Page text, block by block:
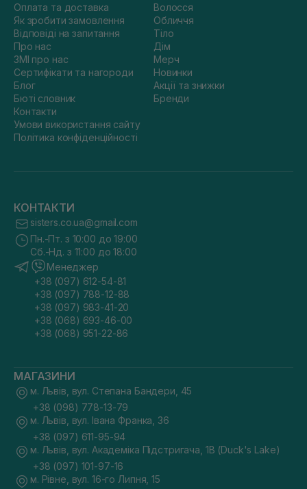
Оплата та доставка
Як зробити замовлення
Відповіді на запитання
Про нас
ЗМІ про нас
Сертифікати та нагороди
Блог
Бюті словник
Контакти
Умови використання сайту
Політика конфіденційності
Волосся
Обличчя
Тіло
Дім
Мерч
Новинки
Акції та знижки
Бренди
КОНТАКТИ
sisters.co.ua@gmail.com
Пн.-Пт. з 10:00 до 19:00
Сб.-Нд. з 11:00 до 18:00
Менеджер
+38 (097) 612-54-81
+38 (097) 788-12-88
+38 (097) 983-41-20
+38 (068) 693-46-00
+38 (068) 951-22-86
МАГАЗИНИ
м. Львів, вул. Степана Бандери, 45
+38 (098) 778-13-79
м. Львів, вул. Івана Франка, 36
+38 (097) 611-95-94
м. Львів, вул. Академіка Підстригача, 1В (Duck's Lake)
+38 (097) 101-97-16
м. Рівне, вул. 16-го Липня, 15